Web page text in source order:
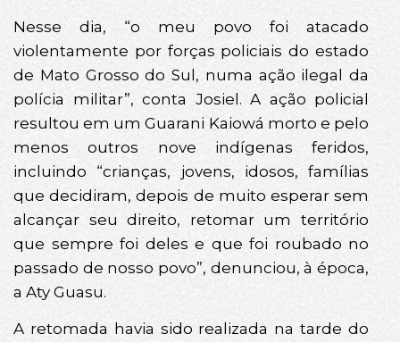
Nesse dia, “o meu povo foi atacado
violentamente por forças policiais do estado
de Mato Grosso do Sul, numa ação ilegal da
polícia militar”, conta Josiel. A ação policial
resultou em um Guarani Kaiowá morto e pelo
menos outros nove indígenas feridos,
incluindo “crianças, jovens, idosos, famílias
que decidiram, depois de muito esperar sem
alcançar seu direito, retomar um território
que sempre foi deles e que foi roubado no
passado de nosso povo”, denunciou, à época,
a Aty Guasu.
A retomada havia sido realizada na tarde do